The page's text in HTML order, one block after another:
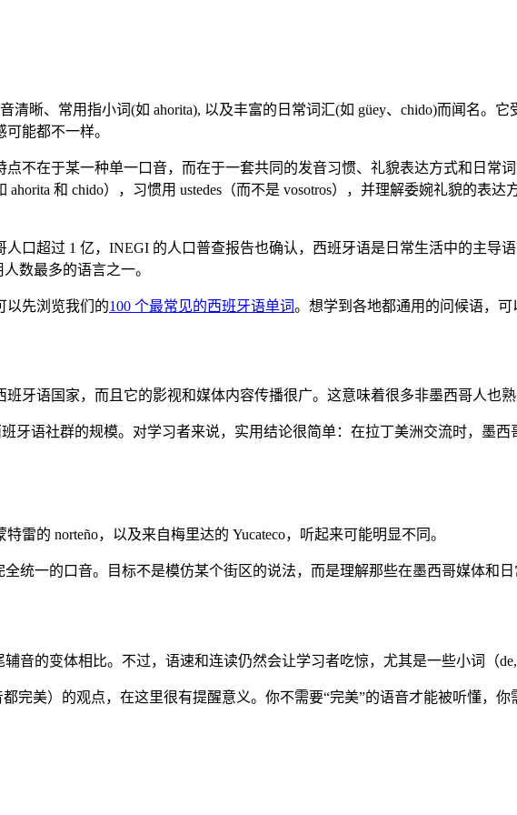
晰、常用指小词(如 ahorita), 以及丰富的日常词汇(如 güey、chido)而闻名。
能都不一样。
不在于某一种单一口音，而在于一套共同的发音习惯、礼貌表达方式和日常
和 chido），习惯用 ustedes（而不是 vosotros），并理解委婉礼貌的表
口超过 1 亿，INEGI 的人口普查报告也确认，西班牙语是日常生活中的主导
数最多的语言之一。
以先浏览我们的100 个最常见的西班牙语单词。想学到各地都通用的问候语，可
牙语国家，而且它的影视和媒体内容传播很广。这意味着很多非墨西哥人也
牙语社群的规模。对学习者来说，实用结论很简单：在拉丁美洲交流时，墨西
的 norteño，以及来自梅里达的 Yucateco，听起来可能明显不同。
统一的口音。目标不是模仿某个街区的说法，而是理解那些在墨西哥媒体和日
音的变体相比。不过，语速和连读仍然会让学习者吃惊，尤其是一些小词（de,
完美）的观点，在这里很有提醒意义。你不需要“完美”的语音才能被听懂，